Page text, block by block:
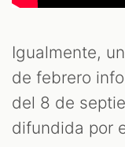
Igualmente,
de febrero
del 8 de
difundida por